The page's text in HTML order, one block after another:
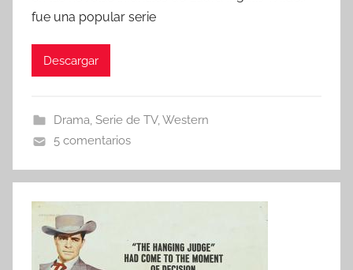
fue una popular serie
Descargar
Drama, Serie de TV,Western
5 comentarios